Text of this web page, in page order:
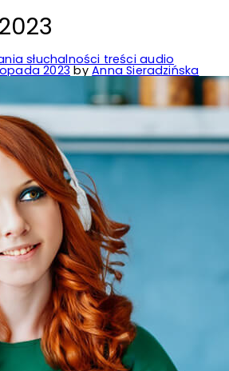
słuchalności treści audio
2023byAnna Sieradzińska